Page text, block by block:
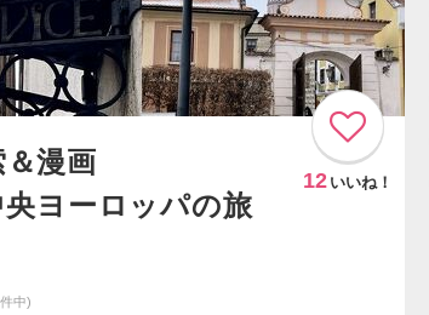
漫画
央ヨーロッパの旅
12 いいね！
中)